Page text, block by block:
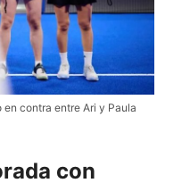
en contra entre Ari y Paula
con